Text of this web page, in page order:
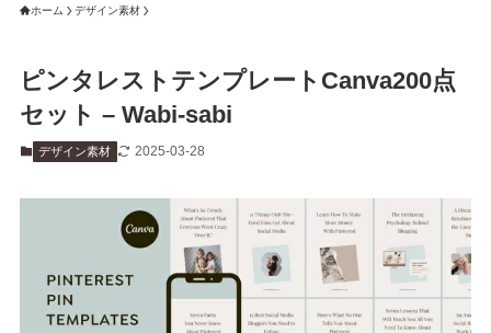
ホーム デザイン素材
ピンタレストテンプレートCanva200点
セット – Wabi-sabi
デザイン素材 2025-03-28